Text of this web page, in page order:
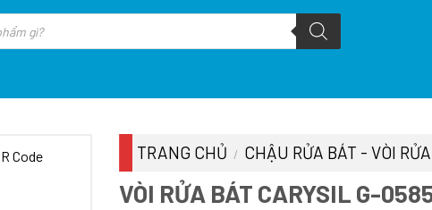
TRANG CHỦ / CHẬU RỬA BÁT - VÒI
VÒI RỬA BÁT CARYSIL G-